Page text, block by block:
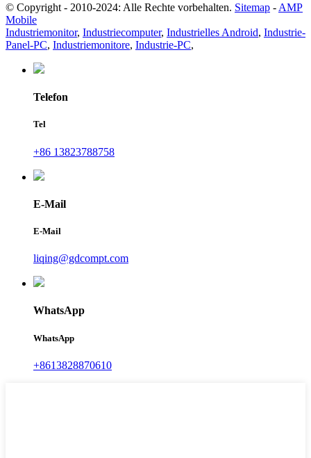
© Copyright - 2010-2024: Alle Rechte vorbehalten. Sitemap - AMP
Mobile
Industriemonitor, Industriecomputer, Industrielles Android, Industrie-
Panel-PC, Industriemonitore, Industrie-PC,
Telefon
Tel
+86 13823788758
E-Mail
E-Mail
liqing@gdcompt.com
WhatsApp
WhatsApp
+8613828870610